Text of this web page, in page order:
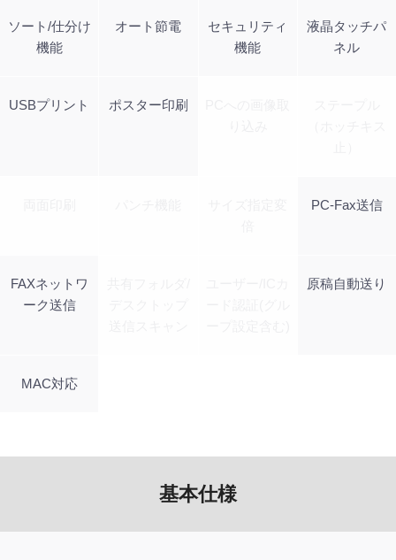
ソート/仕分け
機能
オート節電
セキュリティ
機能
液晶タッチパ
ネル
USBプリント ポスター印刷
PC-Fax送信
FAXネットワ
ーク送信
原稿自動送り
MAC対応
基本仕様